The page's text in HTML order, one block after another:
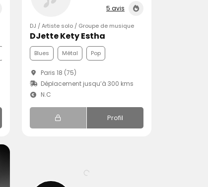
5 avis
DJ / Artiste solo / Groupe de musique
DJette Kety Estha
Blues Métal Pop
Paris 18 (75)
Déplacement jusqu’à 300 kms
N.C
Profil